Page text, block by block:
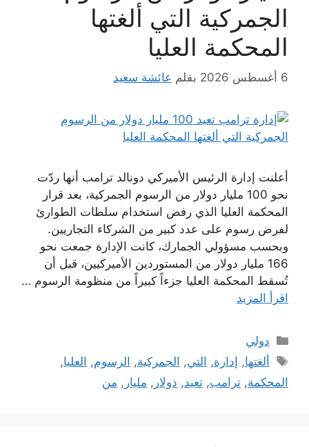
الجمركية التي ألغتها
المحكمة العليا
6 أغسطس 2026 بقلم عائشة سعيد
أعلنت إدارة الرئيس الأميركي دونالد ترامب أنها ردّت
نحو 100 مليار دولار من الرسوم الجمركية، بعد قرار
المحكمة العليا الذي رفض استخدام سلطات الطوارئ
لفرض رسوم على عدد كبير من الشركاء التجاريين.
وبحسب مسؤولي الجمارك، كانت الإدارة جمعت نحو
166 مليار دولار من المستوردين الأميركيين، قبل أن
تُسقط المحكمة العليا جزءاً كبيراً من منظومة الرسوم …
اقرأ المزيد
التصنيفات
دولي
الوسوم
ألغتها, إدارة, التي, الجمركية, الرسوم, العليا,
المحكمة, ترامب, تعيد, دولار , مليار , من